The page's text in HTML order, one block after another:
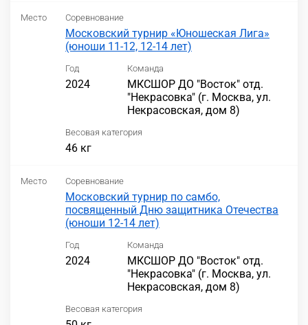
Место Соревнование
Московский турнир «Юношеская Лига»
(юноши 11-12, 12-14 лет)
Год
2024
Команда
МКСШОР ДО "Восток" отд.
"Некрасовка" (г. Москва, ул.
Некрасовская, дом 8)
Весовая категория
46 кг
Место Соревнование
Московский турнир по самбо,
посвященный Дню защитника Отечества
(юноши 12-14 лет)
Год
2024
Команда
МКСШОР ДО "Восток" отд.
"Некрасовка" (г. Москва, ул.
Некрасовская, дом 8)
Весовая категория